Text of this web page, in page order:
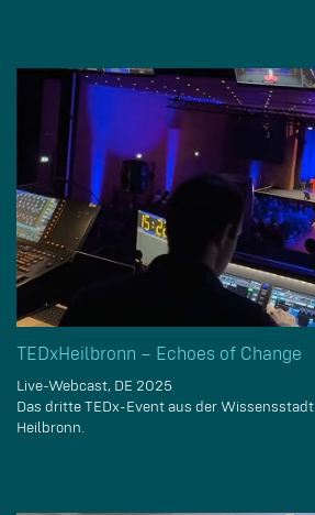
TEDxHeilbronn – Echoes of Change
Live-Webcast, DE 2025
Das dritte TEDx-Event aus der Wissensstadt
Heilbronn.